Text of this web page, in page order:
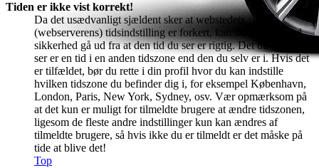
Tiden er ikke vist korrekt!
Da det usædvanligt sjældent sker at webstedets
(webserverens) tidsindstilling er forkert, kan du næsten med
sikkerhed gå ud fra at den tid du ser er rigtig. Det du muligvis
ser er en tid i en anden tidszone end den du selv er i. Hvis det
er tilfældet, bør du rette i din profil hvor du kan indstille
hvilken tidszone du befinder dig i, for eksempel København,
London, Paris, New York, Sydney, osv. Vær opmærksom på
at det kun er muligt for tilmeldte brugere at ændre tidszonen,
ligesom de fleste andre indstillinger kun kan ændres af
tilmeldte brugere, så hvis ikke du er tilmeldt er det måske på
tide at blive det!
Top